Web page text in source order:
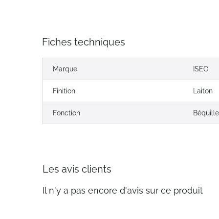
Fiches techniques
Marque ISEO
Finition Laiton
Fonction
Les avis clients
Il n'y a pas encore d'avis sur ce produit